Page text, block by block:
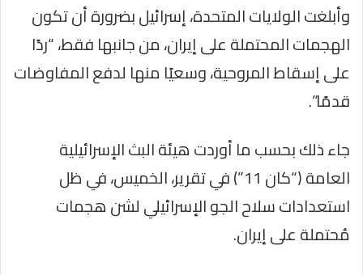
وأبلغت الولايات المتحدة، إسرائيل بضرورة أن تكون
الهجمات المحتملة على إيران، من جانبها فقط، “ردًا
على إسقاط المروحية، وسعيًا منها لدفع المفاوضات
قدمًا”.
جاء ذلك بحسب ما أوردت هيئة البث الإسرائيلية
العامة (“كان 11”) في تقرير، الخميس، في ظل
استعدادات سلاح الجو الإسرائيلي لشن هجمات
مُحتملة على إيران.